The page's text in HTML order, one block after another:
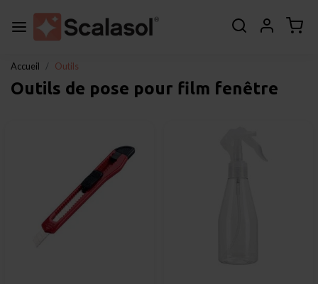
Accueil Outils
Outils de pose pour film fenêtre